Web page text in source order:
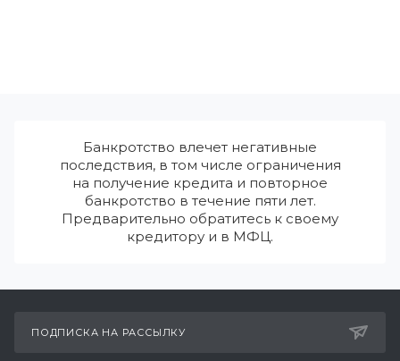
Банкротство влечет негативные
последствия, в том числе ограничения
на получение кредита и повторное
банкротство в течение пяти лет.
Предварительно обратитесь к своему
кредитору и в МФЦ.
ПОДПИСКА НА РАССЫЛКУ